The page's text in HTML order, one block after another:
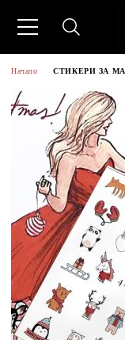
Начало СТИКЕРИ ЗА